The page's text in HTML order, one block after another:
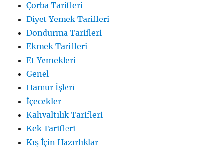
Çorba Tarifleri
Diyet Yemek Tarifleri
Dondurma Tarifleri
Ekmek Tarifleri
Et Yemekleri
Genel
Hamur İşleri
İçecekler
Kahvaltılık Tarifleri
Kek Tarifleri
Kış İçin Hazırlıklar